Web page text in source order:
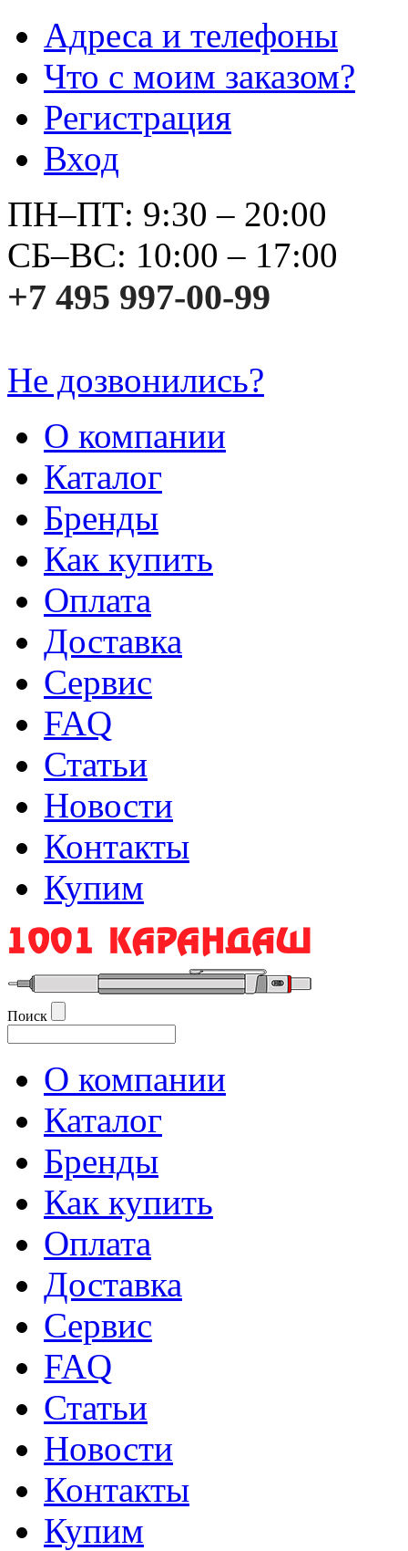
Адреса и телефоны
Что с моим заказом?
Регистрация
Вход
ПН–ПТ: 9:30 – 20:00
СБ–ВС: 10:00 – 17:00
+7 495 997-00-99
Не дозвонились?
О компании
Каталог
Бренды
Как купить
Оплата
Доставка
Сервис
FAQ
Статьи
Новости
Контакты
Купим
Поиск
О компании
Каталог
Бренды
Как купить
Оплата
Доставка
Сервис
FAQ
Статьи
Новости
Контакты
Купим